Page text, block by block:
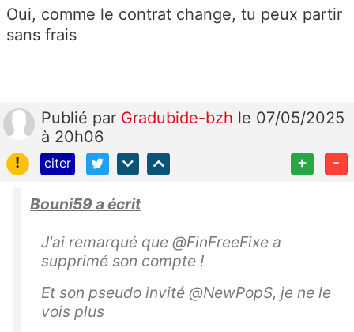
Oui, comme le contrat change, tu peux partir
sans frais
Publié par Gradubide-bzh le 07/05/2025
à 20h06
!
citer + -
Bouni59 a écrit
J'ai remarqué que @FinFreeFixe a
supprimé son compte !
Et son pseudo invité @NewPopS, je ne le
vois plus